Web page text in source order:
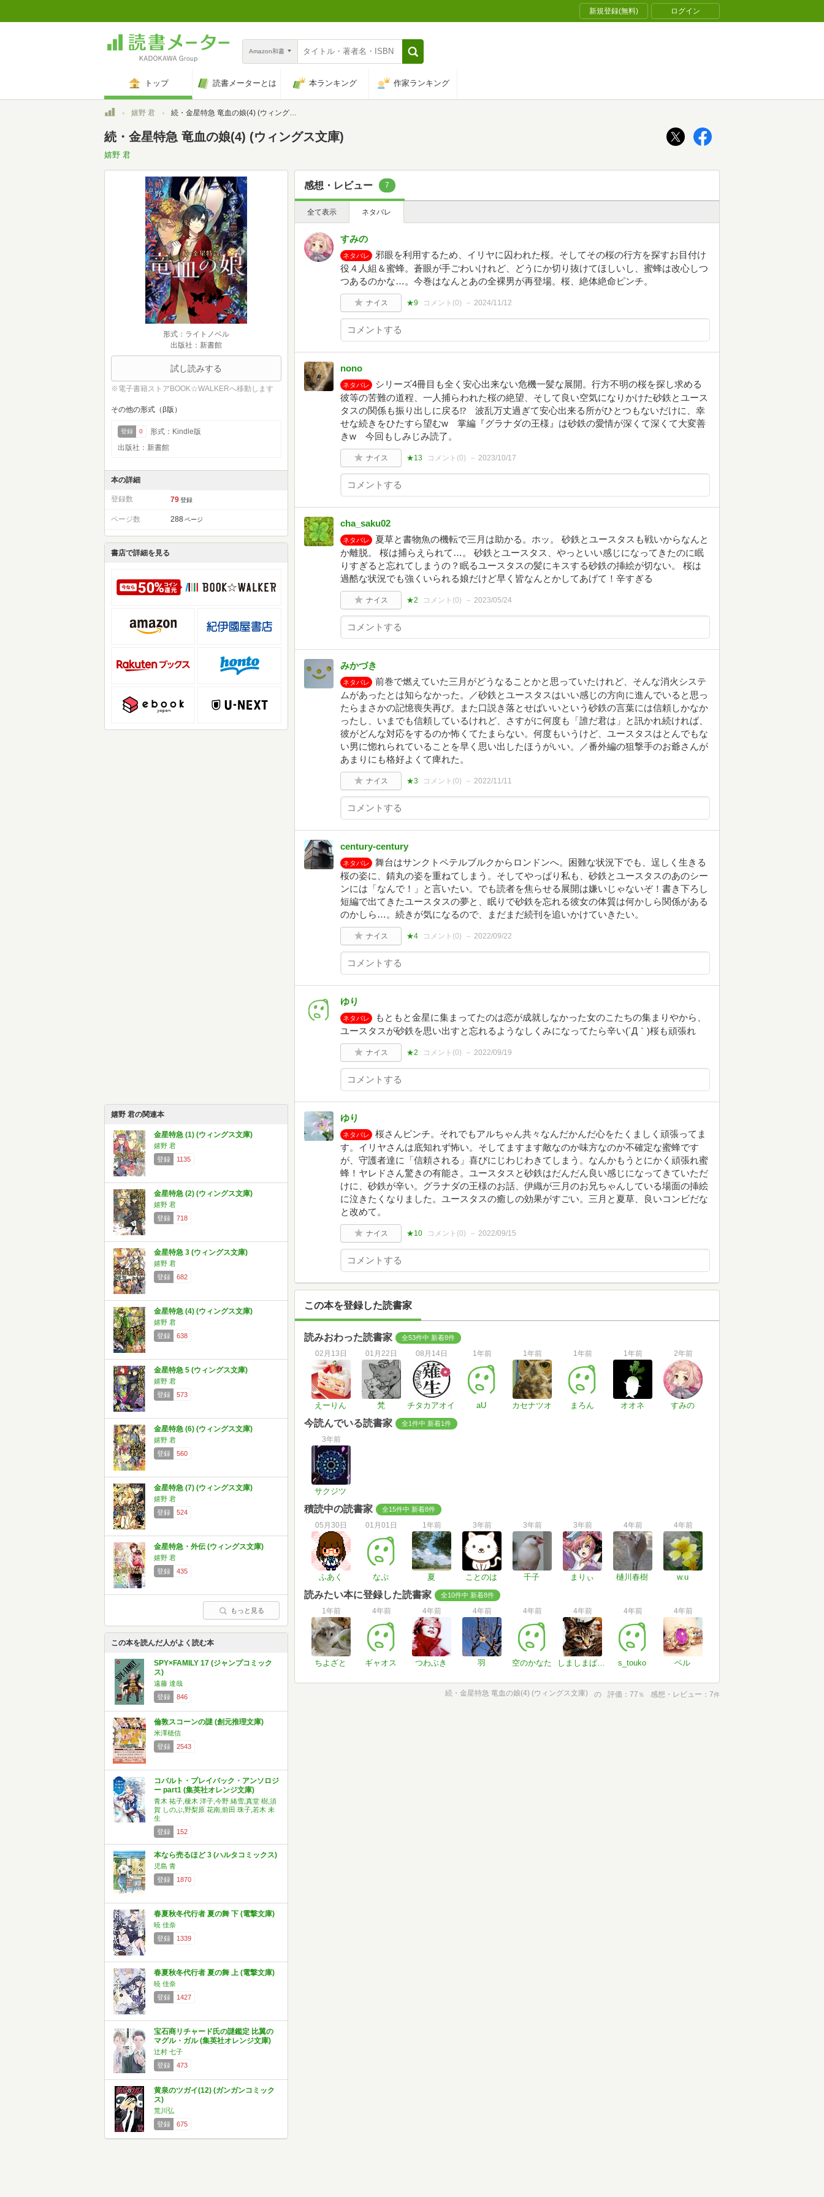
新規登録(無料) ログイン
Amazon和書
トップ 読書メーターとは 本ランキング 作家ランキング
トップ嬉野 君 続・金星特急 竜血の娘(4) (ウィングス文庫)
続・金星特急 竜血の娘(4) (ウィングス文庫)
嬉野 君
形式：ライトノベル
出版社：新書館
試し読みする
※電子書籍ストアBOOK☆WALKERへ移動します
その他の形式（β版）
登録 0
形式：Kindle版
出版社：新書館
本の詳細
登録数 79 登録
ページ数 288 ページ
書店で詳細を見る
嬉野 君の関連本
金星特急 (1) (ウィングス文庫)
嬉野 君
登録
1135
金星特急 (2) (ウィングス文庫)
嬉野 君
登録
718
金星特急 3 (ウィングス文庫)
嬉野 君
登録
682
金星特急 (4) (ウィングス文庫)
嬉野 君
登録
638
金星特急 5 (ウィングス文庫)
嬉野 君
登録
573
金星特急 (6) (ウィングス文庫)
嬉野 君
登録
560
金星特急 (7) (ウィングス文庫)
嬉野 君
登録
524
金星特急・外伝 (ウィングス文庫)
嬉野 君
登録
435
もっと見る
この本を読んだ人がよく読む本
SPY×FAMILY 17 (ジャンプコミック
ス)
遠藤 達哉
登録
846
倫敦スコーンの謎 (創元推理文庫)
米澤穂信
登録
2543
コバルト・プレイバック・アンソロジ
ー part1 (集英社オレンジ文庫)
青木 祐子,榎木 洋子,今野 緒雪,真堂 樹,須
賀 しのぶ,野梨原 花南,前田 珠子,若木 未
生
登録
152
本なら売るほど 3 (ハルタコミックス)
児島 青
登録
1870
春夏秋冬代行者 夏の舞 下 (電撃文庫)
暁 佳奈
登録
1339
春夏秋冬代行者 夏の舞 上 (電撃文庫)
暁 佳奈
登録
1427
宝石商リチャード氏の謎鑑定 比翼の
マグル・ガル (集英社オレンジ文庫)
辻村 七子
登録
473
黄泉のツガイ(12) (ガンガンコミック
ス)
荒川弘
登録
675
感想・レビュー 7
全て表示 ネタバレ
すみの
ネタバレ
邪眼を利用するため、イリヤに囚われた桜。そしてその桜の行方を探すお目付け
役４人組＆蜜蜂。蒼眼が手ごわいけれど、どうにか切り抜けてほしいし、蜜蜂は改心しつ
つあるのかな…。今巻はなんとあの全裸男が再登場。桜、絶体絶命ピンチ。
ナイス ★9 コメント(0) 2024/11/12
nono
ネタバレ
シリーズ4冊目も全く安心出来ない危機一髪な展開。行方不明の桜を探し求める
彼等の苦難の道程、一人捕らわれた桜の絶望、そして良い空気になりかけた砂鉄とユース
タスの関係も振り出しに戻る⁉ 波乱万丈過ぎて安心出来る所がひとつもないだけに、幸
せな続きをひたすら望むw 掌編『グラナダの王様』は砂鉄の愛情が深くて深くて大変善
きw 今回もしみじみ読了。
ナイス ★13 コメント(0) 2023/10/17
cha_saku02
ネタバレ
夏草と書物魚の機転で三月は助かる。ホッ。 砂鉄とユースタスも戦いからなんと
か離脱。 桜は捕らえられて…。 砂鉄とユースタス、やっといい感じになってきたのに眠
りすぎると忘れてしまうの？眠るユースタスの髪にキスする砂鉄の挿絵が切ない。 桜は
過酷な状況でも強くいられる娘だけど早く皆なんとかしてあげて！辛すぎる
ナイス ★2 コメント(0) 2023/05/24
みかづき
ネタバレ
前巻で燃えていた三月がどうなることかと思っていたけれど、そんな消火システ
ムがあったとは知らなかった。／砂鉄とユースタスはいい感じの方向に進んでいると思っ
たらまさかの記憶喪失再び。また口説き落とせばいいという砂鉄の言葉には信頼しかなか
ったし、いまでも信頼しているけれど、さすがに何度も「誰だ君は」と訊かれ続ければ、
彼がどんな対応をするのか怖くてたまらない。何度もいうけど、ユースタスはとんでもな
い男に惚れられていることを早く思い出したほうがいい。／番外編の狙撃手のお爺さんが
あまりにも格好よくて痺れた。
ナイス ★3 コメント(0) 2022/11/11
century-century
ネタバレ
舞台はサンクトペテルブルクからロンドンへ。困難な状況下でも、逞しく生きる
桜の姿に、錆丸の姿を重ねてしまう。そしてやっぱり私も、砂鉄とユースタスのあのシー
ンには「なんで！」と言いたい。でも読者を焦らせる展開は嫌いじゃないぞ！書き下ろし
短編で出てきたユースタスの夢と、眠りで砂鉄を忘れる彼女の体質は何かしら関係がある
のかしら…。続きが気になるので、まだまだ続刊を追いかけていきたい。
ナイス ★4 コメント(0) 2022/09/22
ゆり
ネタバレ
もともと金星に集まってたのは恋が成就しなかった女のこたちの集まりやから、
ユースタスが砂鉄を思い出すと忘れるようなしくみになってたら辛い(´Д｀)桜も頑張れ
ナイス ★2 コメント(0) 2022/09/19
ゆり
ネタバレ
桜さんピンチ。それでもアルちゃん共々なんだかんだ心をたくましく頑張ってま
す。イリヤさんは底知れず怖い。そしてますます敵なのか味方なのか不確定な蜜蜂です
が、守護者達に「信頼される」喜びにじわじわきてしまう。なんかもうとにかく頑張れ蜜
蜂！ヤレドさん驚きの有能さ。ユースタスと砂鉄はだんだん良い感じになってきていただ
けに、砂鉄が辛い。グラナダの王様のお話、伊織が三月のお兄ちゃんしている場面の挿絵
に泣きたくなりました。ユースタスの癒しの効果がすごい。三月と夏草、良いコンビだな
と改めて。
ナイス ★10 コメント(0) 2022/09/15
この本を登録した読書家
読みおわった読書家 全53件中 新着8件
02月13日
えーりん
01月22日
梵
08月14日
チタカアオイ
1年前
aU
1年前
カセナツオ
1年前
まろん
1年前
オオネ
2年前
すみの
今読んでいる読書家 全1件中 新着1件
3年前
サクジツ
積読中の読書家 全15件中 新着8件
05月30日
ふあく
01月01日
なぷ
1年前
夏
3年前
ことのは
3年前
千子
3年前
まりぃ
4年前
樋川春樹
4年前
w.u
読みたい本に登録した読書家 全10件中 新着8件
1年前
ちよざと
4年前
ギャオス
4年前
つわぶき
4年前
羽
4年前
空のかなた
4年前
しましまぱんだ
4年前
s_touko
4年前
ベル
続・金星特急 竜血の娘(4) (ウィングス文庫) の 評価 77 ％ 感想・レビュー 7件